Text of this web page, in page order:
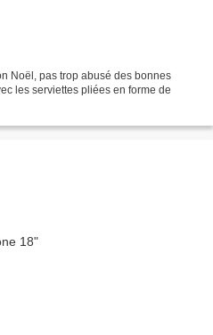
Noël, pas trop abusé des bonnes
les serviettes pliées en forme de